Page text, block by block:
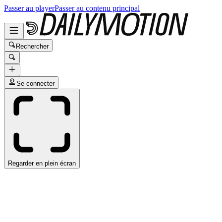
Passer au playerPasser au contenu principal
Rechercher
Se connecter
Regarder en plein écran